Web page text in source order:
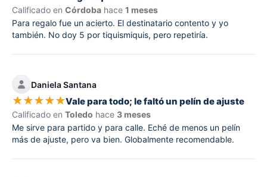
Calificado en Córdoba hace 1 meses
Para regalo fue un acierto. El destinatario contento y yo
también. No doy 5 por tiquismiquis, pero repetiría.
Daniela Santana
★★★★★Vale para todo; le faltó un pelín de ajuste
Calificado en Toledo hace 3 meses
Me sirve para partido y para calle. Eché de menos un pelín
más de ajuste, pero va bien. Globalmente recomendable.